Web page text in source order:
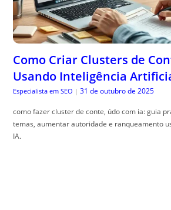
Como Criar Clusters de
Usando Inteligência
Especialista em SEO | 31 de outubro de 2025
como fazer cluster de conte, údo com ia: guia
temas, aumentar autoridade e ranqueamento
IA.